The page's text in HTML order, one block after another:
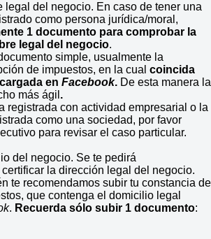
legal del negocio. En caso de tener una
como persona jurídica/moral,
1 documento para comprobar la
legal del negocio.
simple, usualmente la
de impuestos, en la cual coincida
en Facebook. De esta manera la
más ágil .
registrada con actividad empresarial o la
como una sociedad, por favor
para revisar el caso particular.
del negocio. Se te pedirá
la dirección legal del negocio.
te recomendamos subir tu constancia de
que contenga el domicilio legal
. Recuerda sólo subir 1 documento: